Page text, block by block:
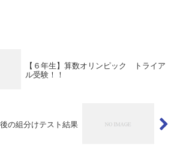
【６年生】算数オリンピック トライア
ル受験！！
の組分けテスト結果